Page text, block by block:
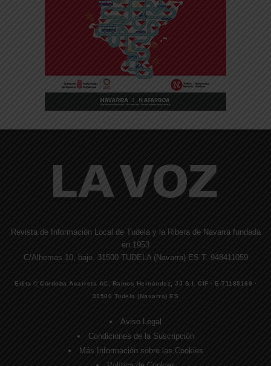
Revista de Información Local de Tudela y la Ribera de Navarra fundada
en 1953
C/Alhemas 10, bajo. 31500 TUDELA (Navarra) ES T. 948411059
Edita © Córdoba Acarreta AC, Ramos Hernández, JJ S.I. CIF · E-71185169 ·
31500 Tudela (Navarra) ES
Aviso Legal
Condiciones de la Suscripción
Más Información sobre las Cookies